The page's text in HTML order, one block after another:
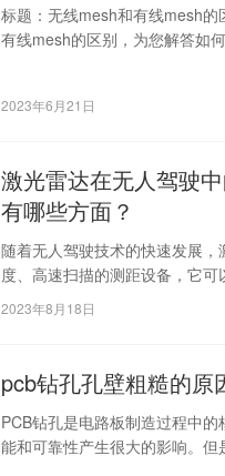
标题：无线mesh和有线mesh
有线mesh的区别，为您解答如
2023年6月21日
激光雷达在无人驾驶
有哪些方面？
随着无人驾驶技术的快速发展
度、高速扫描的测距设备，它
的地图数据，使无人车能够准
2023年8月18日
pcb钻孔孔壁粗糙的原
PCB钻孔是电路板制造过程中
能和可靠性产生很大的影响。